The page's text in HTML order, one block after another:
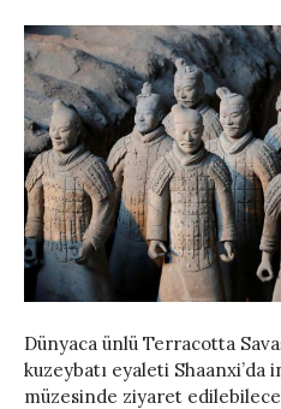
Dünyaca ünlü Terracotta
kuzeybatı eyaleti Shaanxi’da
müzesinde ziyaret